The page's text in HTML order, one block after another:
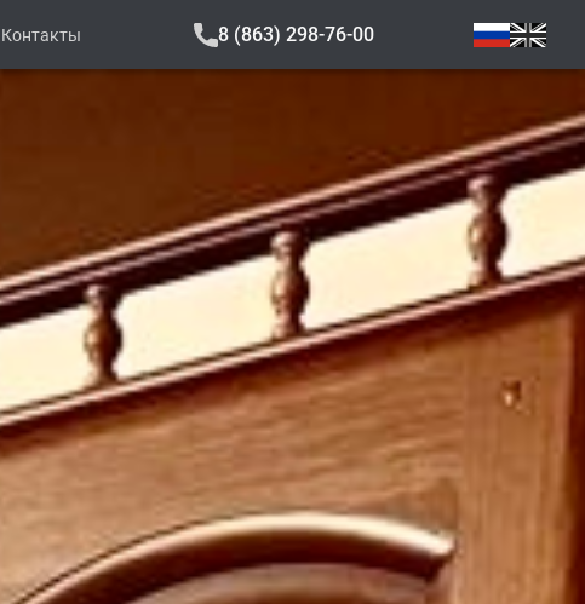
Контакты 8 (863) 298-76-00